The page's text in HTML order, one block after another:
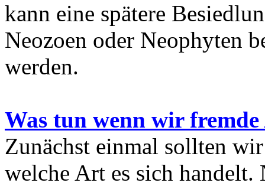
kann eine spätere
Neozoen oder Neophyten
werden.
Was tun wenn wir
Zunächst einmal sollten
welche Art es sich